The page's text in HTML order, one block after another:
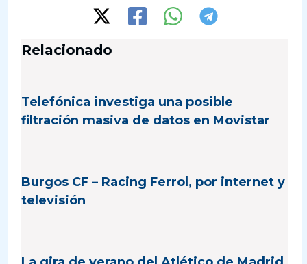
Relacionado
Telefónica investiga una posible
filtración masiva de datos en Movistar
Burgos CF – Racing Ferrol, por internet y
televisión